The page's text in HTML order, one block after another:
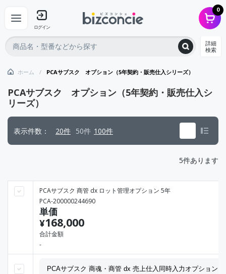
ログイン
0
詳細
検索
ホーム PCAサブスク オプション（5年契約・販売仕入シリーズ）
PCAサブスク オプション（5年契約・販売仕入シ
リーズ）
表示件数 20件 50件 100件
5件あります
PCAサブスク 商管 dx ロット管理オプション 5年
PCA-200000244690
単価
¥168,000
合計金額
-